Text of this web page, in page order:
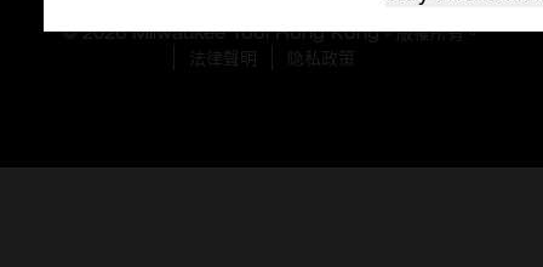
© 2026 Milwaukee Tool Hong Kong。版權所有。
法律聲明
隐私政策